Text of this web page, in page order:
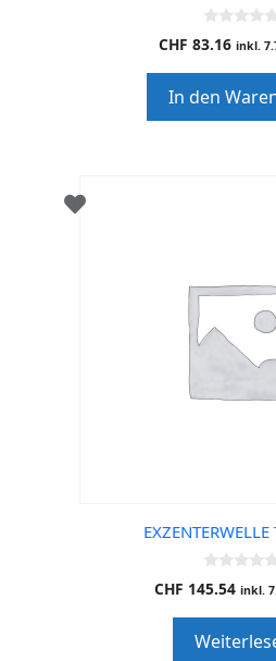
0
o
o
f
5
CHF 83.16 inkl.
In den
0
o
o
f
CHF 145.54 inkl.